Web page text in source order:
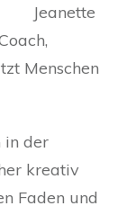
Jeanette
Menschen
in der
kreativ
Faden und